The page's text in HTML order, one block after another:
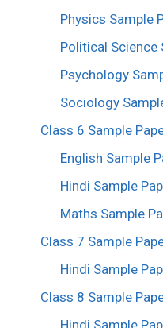
Physics Sample
Political Science
Psychology
Sociology
Class 6 Sample
English Sample
Hindi Sample
Maths Sample
Class 7 Sample
Hindi Sample
Class 8 Sample
Hindi Sample